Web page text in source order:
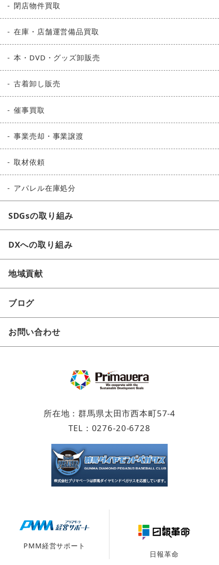
閉店物件買取
在庫・店舗運営備品買取
本・DVD・グッズ卸販売
古着卸し販売
催事買取
事業売却・事業譲渡
取材依頼
アパレル在庫処分
SDGsの取り組み
DXへの取り組み
地域貢献
ブログ
お問い合わせ
所在地：群馬県太田市西本町57-4
TEL： 0276-20-6728
PMM経営サポート
日報革命